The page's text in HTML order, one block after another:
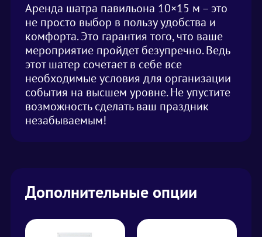
Аренда шатра павильона 10×15 м – это
не просто выбор в пользу удобства и
комфорта. Это гарантия того, что ваше
мероприятие пройдет безупречно. Ведь
этот шатер сочетает в себе все
необходимые условия для организации
события на высшем уровне. Не упустите
возможность сделать ваш праздник
незабываемым!
Дополнительные опции